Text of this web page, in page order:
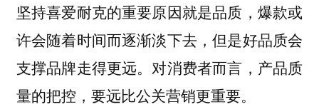
坚持喜爱耐克的重要原因就是品质，爆款或
许会随着时间而逐渐淡下去，但是好品质会
支撑品牌走得更远。对消费者而言，产品质
量的把控，要远比公关营销更重要。